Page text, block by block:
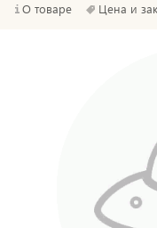
О товаре Цена и